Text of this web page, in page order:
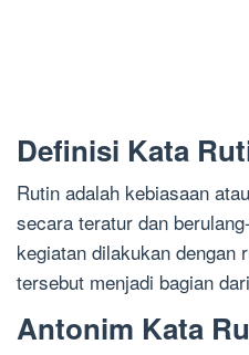
Definisi Kata
Rutin adalah kebiasaan
secara teratur dan
kegiatan dilakukan dengan
tersebut menjadi bagian
Antonim Kata